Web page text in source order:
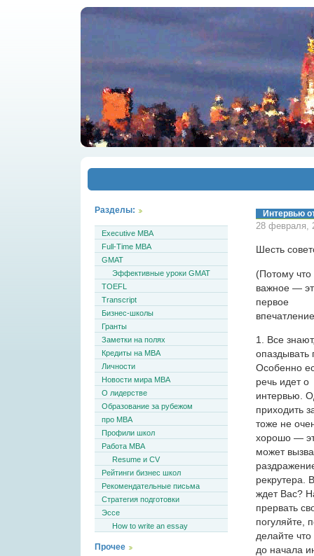
Интервью
28 февраля,
Шесть
(Потому
важное —
первое
1. Все
опаздывать
Особенно
речь идет о
интервью.
приходить
тоже не
хорошо —
может
рекрутера.
ждет Вас?
прервать
погуляйте,
делайте
до начала
Разделы:
Executive MBA
Full-Time MBA
GMAT
Эффективные уроки GMAT
TOEFL
Transcript
Бизнес-школы
Гранты
Заметки на полях
Кредиты на MBA
Личности
Новости мира MBA
О лидерстве
Образование за рубежом
про MBA
Профили школ
Работа MBA
Resume и CV
Рейтинги бизнес школ
Рекомендательные письма
Стратегия подготовки
Эссе
How to write an essay
Прочее